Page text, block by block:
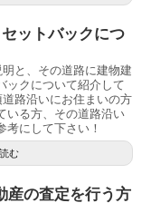
ットバックにつ
と、その道路に建物建
ックについて紹介して
路沿いにお住まいの方
いる方、その道路沿い
考にして下さい！
む
産の査定を行う方